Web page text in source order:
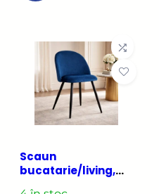
Scaun
bucatarie/living,